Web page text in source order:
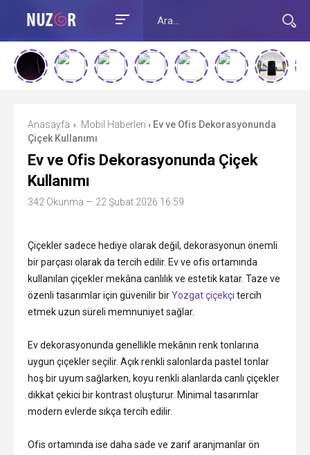
Anasayfa › Mobil Haberleri › Ev ve Ofis Dekorasyonunda
Çiçek Kullanımı
Ev ve Ofis Dekorasyonunda Çiçek
Kullanımı
342 Okunma — 22 Şubat 2026 16:59
Çiçekler sadece hediye olarak değil, dekorasyonun önemli
bir parçası olarak da tercih edilir. Ev ve ofis ortamında
kullanılan çiçekler mekâna canlılık ve estetik katar. Taze ve
özenli tasarımlar için güvenilir birYozgat çiçekçi tercih
etmek uzun süreli memnuniyet sağlar.
Ev dekorasyonunda genellikle mekânın renk tonlarına
uygun çiçekler seçilir. Açık renkli salonlarda pastel tonlar
hoş bir uyum sağlarken, koyu renkli alanlarda canlı çiçekler
dikkat çekici bir kontrast oluşturur. Minimal tasarımlar
modern evlerde sıkça tercih edilir.
Ofis ortamında ise daha sade ve zarif aranjmanlar ön